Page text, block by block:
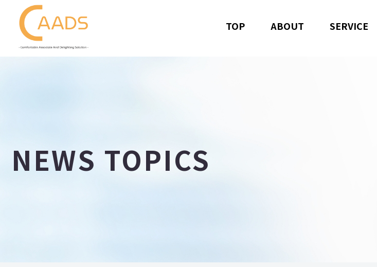
TOP ABOUT SERVICE
NEWS TOPICS